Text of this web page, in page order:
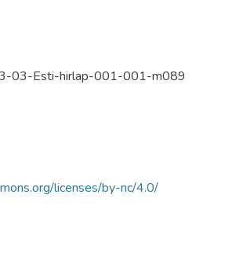
03-Esti-hirlap-001-001-m089
licenses/by-nc/4.0/